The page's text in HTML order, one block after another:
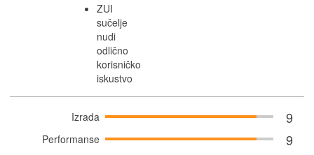
ZUI
sučelje
nudi
odlično
korisničko
iskustvo
Izrada 9
Performanse 9